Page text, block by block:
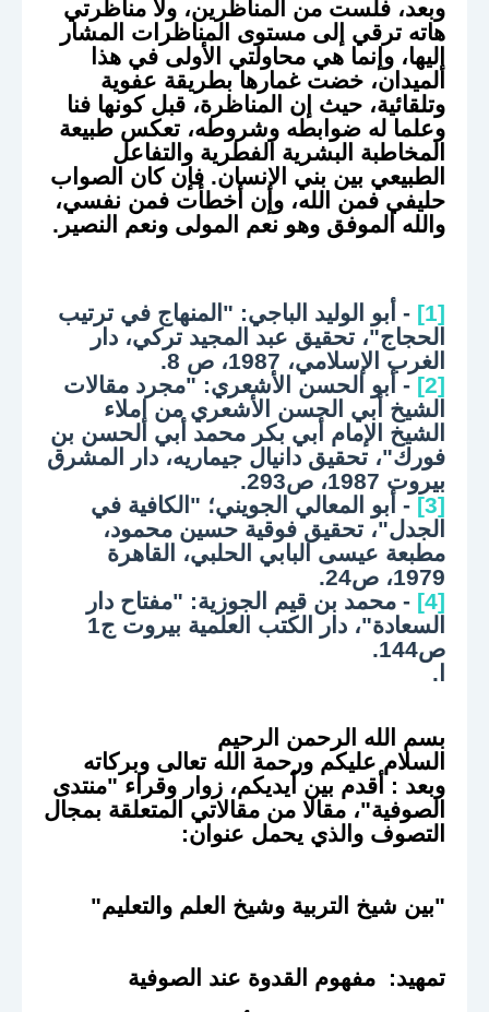
وبعد، فلست من المناظرين، ولا مناظرتي
هاته ترقي إلى مستوى المناظرات المشار
إليها، وإنما هي محاولتي الأولى في هذا
الميدان، خضت غمارها بطريقة عفوية
وتلقائية، حيث إن المناظرة، قبل كونها فنا
وعلما له ضوابطه وشروطه، تعكس طبيعة
المخاطبة البشرية الفطرية والتفاعل
الطبيعي بين بني الإنسان. فإن كان الصواب
حليفي فمن الله، وإن أخطأت فمن نفسي،
والله الموفق وهو نعم المولى ونعم النصير.
[1]
- أبو الوليد الباجي: "المنهاج في ترتيب
الحجاج"، تحقيق عبد المجيد تركي، دار
الغرب الإسلامي، 1987، ص 8.
[2]
- أبو الحسن الأشعري: "مجرد مقالات
الشيخ أبي الحسن الأشعري من إملاء
الشيخ الإمام أبي بكر محمد أبي الحسن بن
فورك"، تحقيق دانيال جيماريه، دار المشرق
بيروت 1987، ص293.
[3]
- أبو المعالي الجويني؛ "الكافية في
الجدل"، تحقيق فوقية حسين محمود،
مطبعة عيسى البابي الحلبي، القاهرة
1979، ص24.
[4]
- محمد بن قيم الجوزية: "مفتاح دار
السعادة"، دار الكتب العلمية بيروت ج1
ص144.
ا.
بسم الله الرحمن الرحيم
السلام عليكم ورحمة الله تعالى وبركاته
وبعد : أقدم بين أيديكم، زوار وقراء "منتدى
الصوفية"، مقالا من مقالاتي المتعلقة بمجال
التصوف والذي يحمل عنوان:
"بين شيخ التربية وشيخ العلم والتعليم"
تمهيد: مفهوم القدوة عند الصوفية